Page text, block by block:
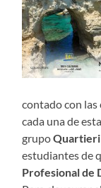
contado con
cada una de
grupoQuartieri
estudiantes de
Profesional de